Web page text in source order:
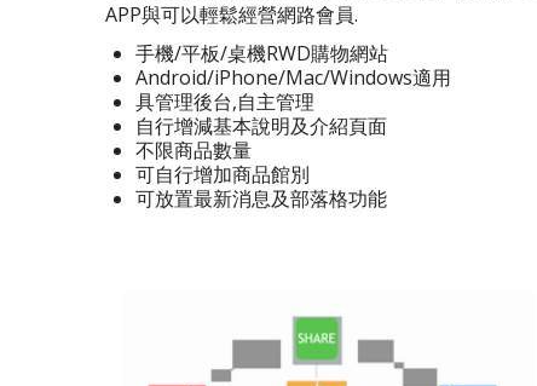
APP與可以輕鬆經營網路會員.
手機/平板/桌機RWD購物網站
Android/iPhone/Mac/Windows適用
具管理後台,自主管理
自行增減基本說明及介紹頁面
不限商品數量
可自行增加商品館別
可放置最新消息及部落格功能